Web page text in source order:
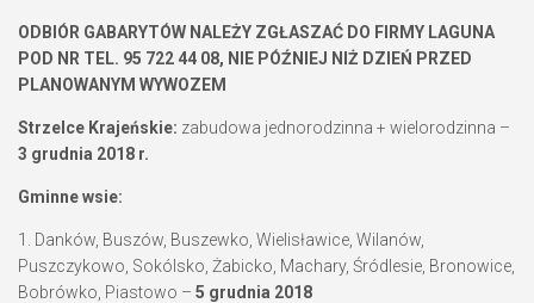
ODBIÓR GABARYTÓW NALEŻY ZGŁASZAĆ DO FIRMY LAGUNA
POD NR TEL. 95 722 44 08, NIE PÓŹNIEJ NIŻ DZIEŃ PRZED
PLANOWANYM WYWOZEM
Strzelce Krajeńskie: zabudowa jednorodzinna + wielorodzinna –
3 grudnia 2018 r.
Gminne wsie:
1. Danków, Buszów, Buszewko, Wielisławice, Wilanów,
Puszczykowo, Sokólsko, Żabicko, Machary, Śródlesie, Bronowice,
Bobrówko, Piastowo – 5 grudnia 2018